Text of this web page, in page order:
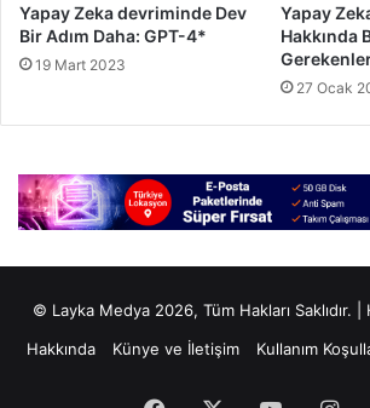
Yapay Zeka devriminde Dev
Bir Adım Daha: GPT-4*
19 Mart 2023
Yapay
Hakkında
27 Ocak
© Layka Medya 2026, Tüm Hakları Saklıdır.
Hakkında
Künye ve İletişim Kullanım